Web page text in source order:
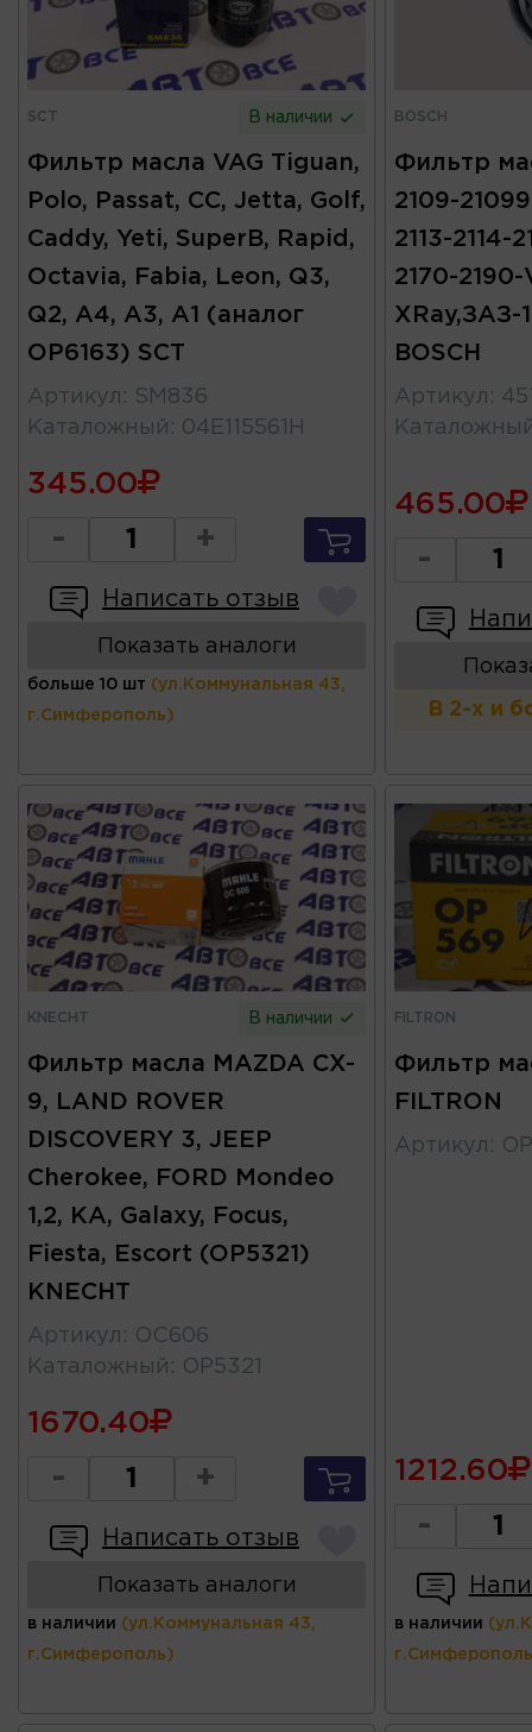
SCT В наличии
Фильтр масла VAG Tiguan,
Polo, Passat, CC, Jetta, Golf,
Caddy, Yeti, SuperB, Rapid,
Octavia, Fabia, Leon, Q3,
Q2, A4, A3, A1 (аналог
OP6163) SCT
Артикул : SM836
Каталожный : 04E115561H
345.00
- +
Написать отзыв
Показать аналоги
больше 10 шт (ул.Коммунальная 43,
г.Симферополь)
BOSCH
Фильтр
2109-
2113-2114-
2170-2190-
XRay,ЗАЗ-
BOSCH
Артикул :
465.00
-
В 2-х и
KNECHT В наличии
Фильтр масла MAZDA CX-
9, LAND ROVER
DISCOVERY 3, JEEP
Cherokee, FORD Mondeo
1,2, KA, Galaxy, Focus,
Fiesta, Escort (OP5321)
KNECHT
Артикул : OC606
Каталожный : OP5321
1670.40
- +
Написать отзыв
Показать аналоги
в наличии (ул.Коммунальная 43,
г.Симферополь)
FILTRON
Фильтр
FILTRON
Артикул :
1212.60
-
в наличии